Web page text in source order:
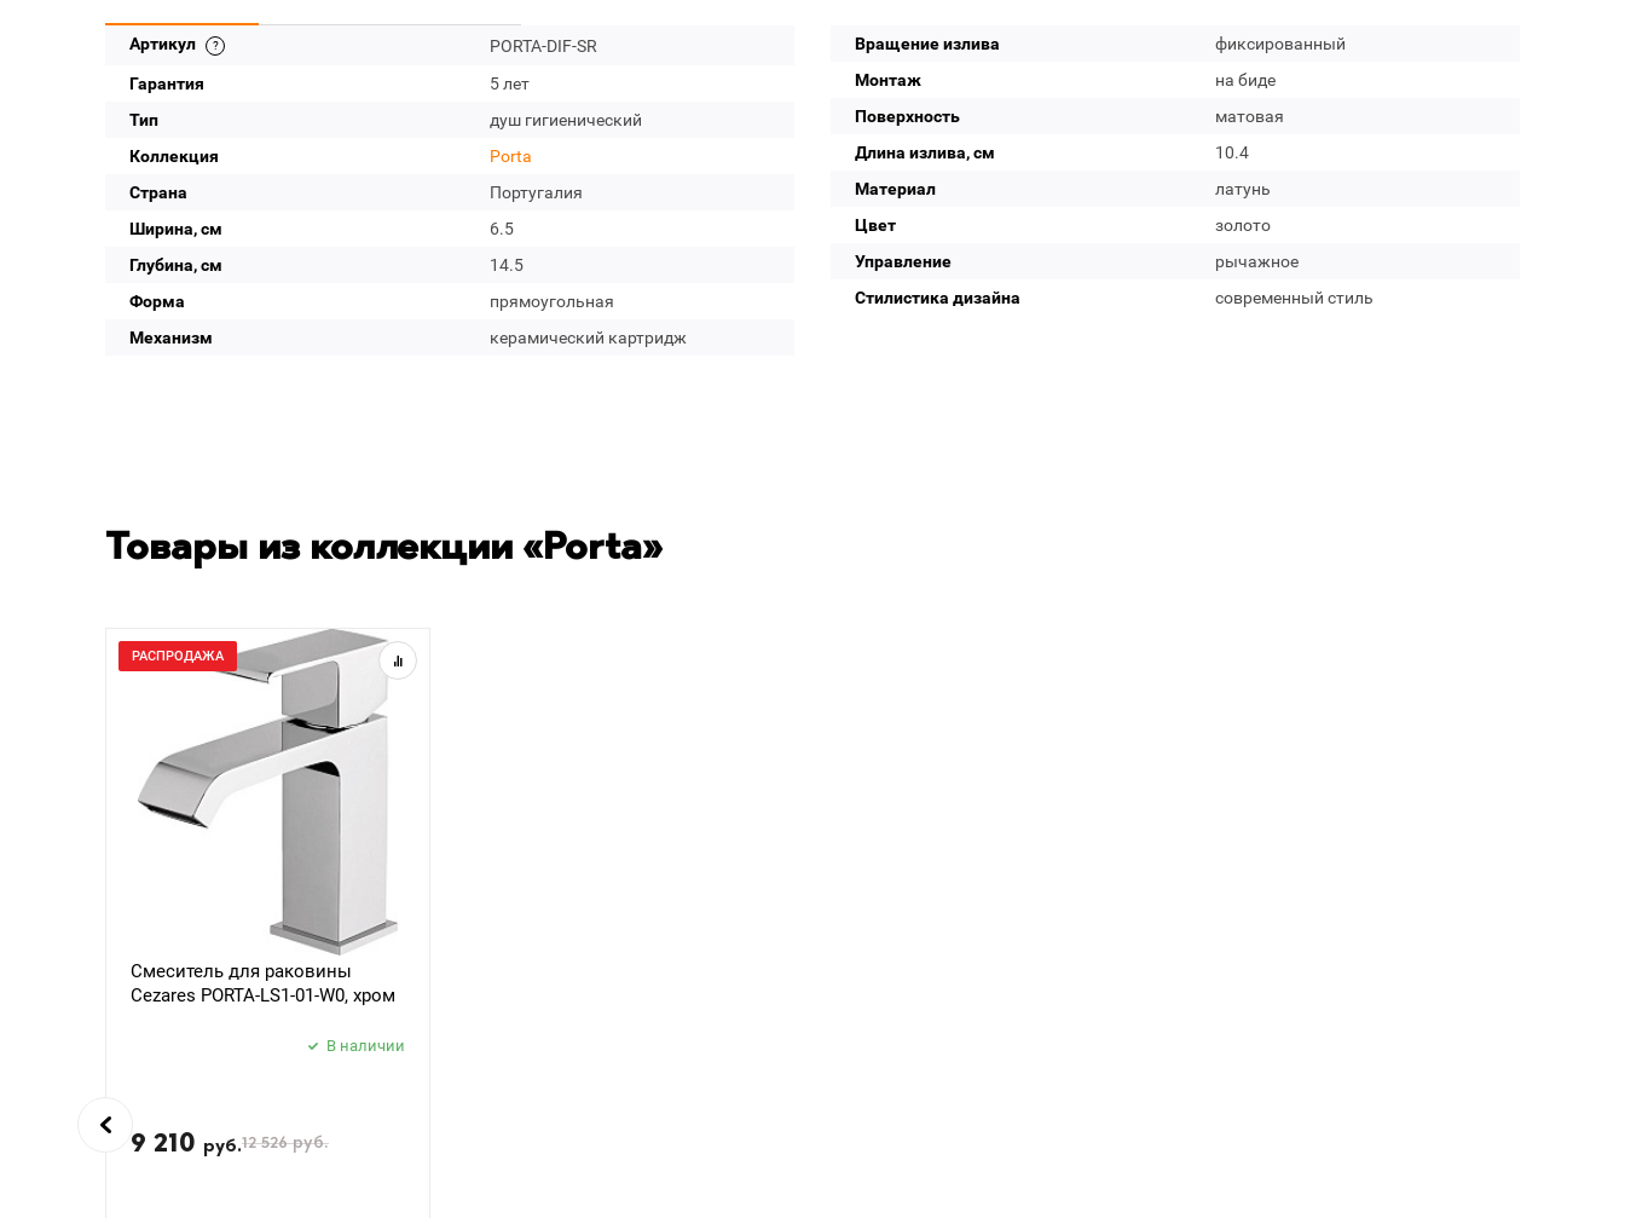
Артикул
PORTA-DIF-SR
Гарантия
5 лет
Тип
душ гигиенический
Коллекция
Porta
Страна
Португалия
Ширина, см
6.5
Глубина, см
14.5
Форма
прямоугольная
Механизм
керамический картридж
Вращение излива
фиксированный
Монтаж
на биде
Поверхность
матовая
Длина излива, см
10.4
Материал
латунь
Цвет
золото
Управление
рычажное
Стилистика дизайна
современный стиль
Товары из коллекции «Porta»
РАСПРОДАЖА
Смеситель для раковины
Cezares PORTA-LS1-01-W0, хром
В наличии
9 210 руб.12 526руб.